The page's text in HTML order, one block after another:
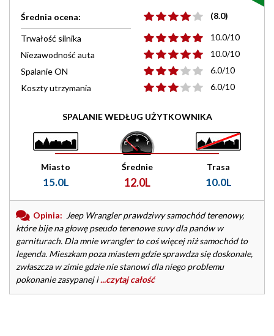
Średnia ocena: (8.0)
Trwałość silnika
10.0/10
Niezawodność auta
10.0/10
Spalanie ON
6.0/10
Koszty utrzymania
6.0/10
SPALANIE WEDŁUG UŻYTKOWNIKA
Miasto
15.0L
Średnie
12.0L
Trasa
10.0L
Opinia: Jeep Wrangler prawdziwy samochód terenowy,
które bije na głowę pseudo terenowe suvy dla panów w
garniturach. Dla mnie wrangler to coś więcej niż samochód to
legenda. Mieszkam poza miastem gdzie sprawdza się doskonale,
zwłaszcza w zimie gdzie nie stanowi dla niego problemu
pokonanie zasypanej i...czytaj całość